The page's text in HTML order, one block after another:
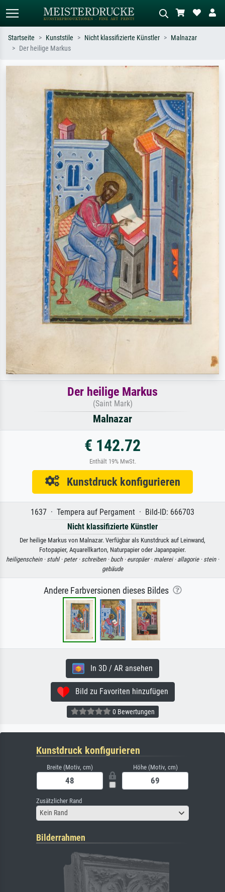
Suchen Sie nach Künstlern, Werktiteln
Sternennacht, Impressionismus, Welle
Hokusai, Akt.
Ölgemälde, Stehender Akt neben einem
Baum.
Startseite Kunststile Nicht klassifizierte Künstler
Malnazar
Der heilige Markus
Der heilige Markus
(Saint Mark)
Malnazar
€ 142.72
Enthält 19% MwSt.
Kunstdruck konfigurieren
1637 · Tempera auf Pergament · Bild-ID: 666703
Nicht klassifizierte Künstler
Der heilige Markus von Malnazar. Verfügbar als Kunstdruck auf Leinwand,
Fotopapier, Aquarellkarton, Naturpapier oder Japanpapier.
heiligenschein · stuhl · peter · schreiben · buch · europäer · malerei · allagorie · stein ·
gebäude
Andere Farbversionen dieses Bildes
In 3D / AR ansehen
Bild zu Favoriten hinzufügen
0 Bewertungen
Kunstdruck konfigurieren
Breite (Motiv, cm) Höhe (Motiv, cm)
Zusätzlicher Rand
Kein Rand
Bilderrahmen